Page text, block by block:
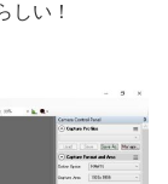
しい！